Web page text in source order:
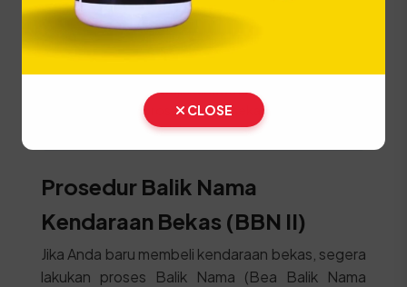
Ambil STNK, SKPD, dan Plat Nomor (TNKB)
baru di loket penyerahan.
⚠️ Kendaraan fisik wajib dibawa langsung ke lokasi
SAMSAT untuk proses penggesekan nomor
rangka dan mesin oleh petugas berwenang.
Prosedur Balik Nama
Kendaraan Bekas (BBN II)
Jika Anda baru membeli kendaraan bekas, segera
lakukan proses Balik Nama (Bea Balik Nama
CLOSE